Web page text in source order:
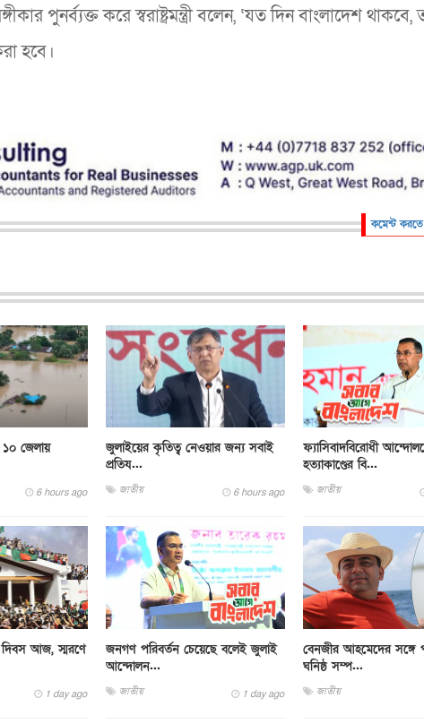
পুনর্ব্যক্ত করে স্বরাষ্ট্রমন্ত্রী বলেন, ‘যত দিন বাংলাদেশ
হবে।
কমেন্ট
জেলায়
6 hours ago
জুলাইয়ের কৃতিত্ব নেওয়ার জন্য সবাই
প্রতিয...
জাতীয় 6 hours ago
ফ্যাসিবাদবিরোধী
হত্যাকাণ্ডের বি...
জাতীয়
আজ, স্মরণে
1 day ago
জনগণ পরিবর্তন চেয়েছে বলেই জুলাই
আন্দোলন...
জাতীয় 1 day ago
বেনজীর আহমেদের সঙ্গে
ঘনিষ্ঠ সম্প...
জাতীয়